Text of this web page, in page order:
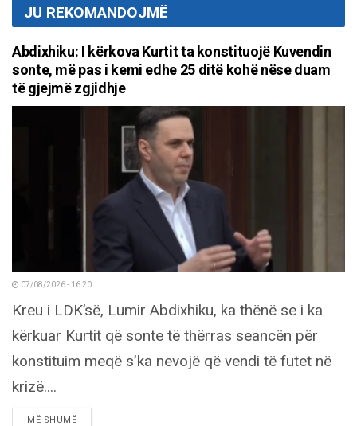
JU REKOMANDOJMË
Abdixhiku: I kërkova Kurtit ta konstituojë Kuvendin
sonte, më pas i kemi edhe 25 ditë kohë nëse duam
të gjejmë zgjidhje
07/08/2026 - 16:20
Kreu i LDK’së, Lumir Abdixhiku, ka thënë se i ka
kërkuar Kurtit që sonte të thërras seancën për
konstituim meqë s’ka nevojë që vendi të futet në
krizë....
MË SHUMËDETAILS